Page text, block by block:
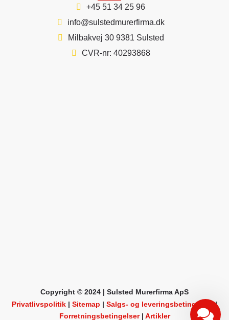
+45 51 34 25 96
info@sulstedmurerfirma.dk
Milbakvej 30 9381 Sulsted
CVR-nr: 40293868
Copyright © 2024 | Sulsted Murerfirma ApS
Privatlivspolitik | Sitemap | Salgs- og leveringsbetingelser |
Forretningsbetingelser| Artikler